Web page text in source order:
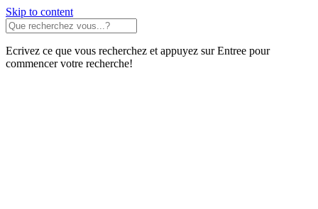
Skip to content
Ecrivez ce que vous recherchez et appuyez sur Entree pour
commencer votre recherche!